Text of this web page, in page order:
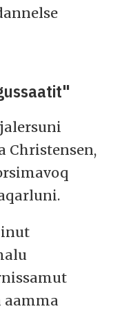
Christensen,
aamma